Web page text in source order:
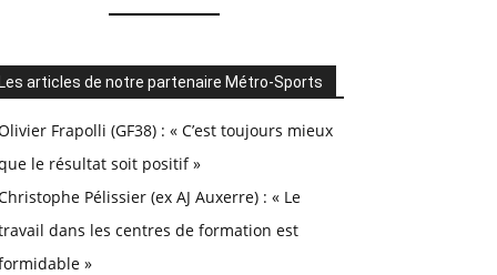
articles de notre partenaire Métro-Sports
Frapolli (GF38) : « C’est toujours mieux
le résultat soit positif »
Pélissier (ex AJ Auxerre) : « Le
dans les centres de formation est
»